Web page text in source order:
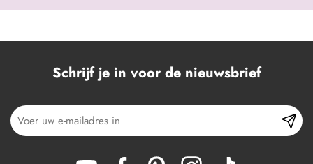
Schrijf je in voor de nieuwsbrief